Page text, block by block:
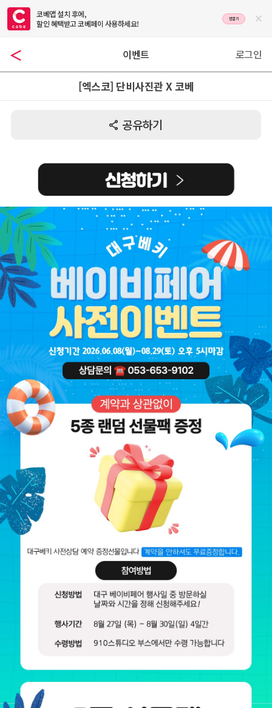
코베앱 설치 후에,
할인 혜택받고 코베페이 사용하세요!
앱열기 
이벤트 로그인
[엑스코] 단비사진관 X 코베
 공유하기